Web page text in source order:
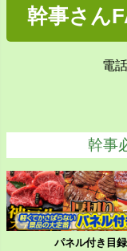
幹事さん
電
幹事
パネル付き目録